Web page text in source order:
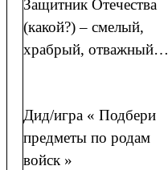
Защитник Отечества
(какой?) – смелый,
храбрый, отважный…
Дид/игра « Подбери
предметы по родам
войск »